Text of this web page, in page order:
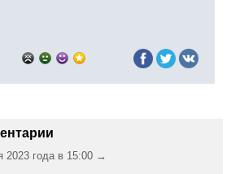
2023 года в 15:00 →